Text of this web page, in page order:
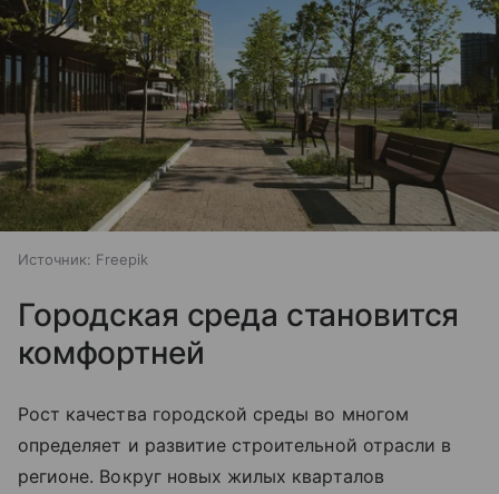
Источник: Freepik
Городская среда становится
комфортней
Рост качества городской среды во многом
определяет и развитие строительной отрасли в
регионе. Вокруг новых жилых кварталов